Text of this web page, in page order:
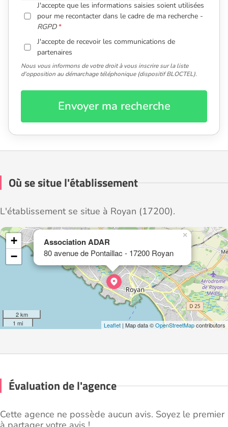
J'accepte que les informations saisies soient utilisées
pour me recontacter dans le cadre de ma recherche -
RGPD
J'accepte de recevoir les communications de
partenaires
Nous vous informons de votre droit à vous inscrire sur la liste
d'opposition au démarchage téléphonique (dispositif BLOCTEL).
Envoyer ma recherche
Où se situe l'établissement
L'établissement se situe à Royan (17200).
Association ADAR
80 avenue de Pontaillac - 17200 Royan
×
+
−
2 km
1 mi
Leaflet | Map data ©OpenStreetMapcontributors
Évaluation de l'agence
Cette agence ne possède aucun avis. Soyez le premier